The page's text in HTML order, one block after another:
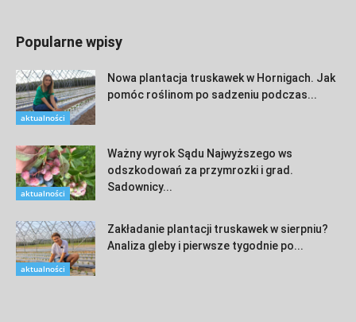
Popularne wpisy
aktualności
Nowa plantacja truskawek w Hornigach. Jak
pomóc roślinom po sadzeniu podczas...
aktualności
Ważny wyrok Sądu Najwyższego ws
odszkodowań za przymrozki i grad.
Sadownicy...
aktualności
Zakładanie plantacji truskawek w sierpniu?
Analiza gleby i pierwsze tygodnie po...